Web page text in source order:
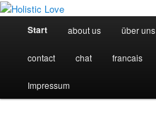
Hauptmenü
Zum
Inhalt
wechseln
Zum
sekundären
Inhalt
Start about us über uns
contact chat francais
Impressum